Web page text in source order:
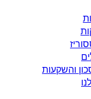
והשקעות